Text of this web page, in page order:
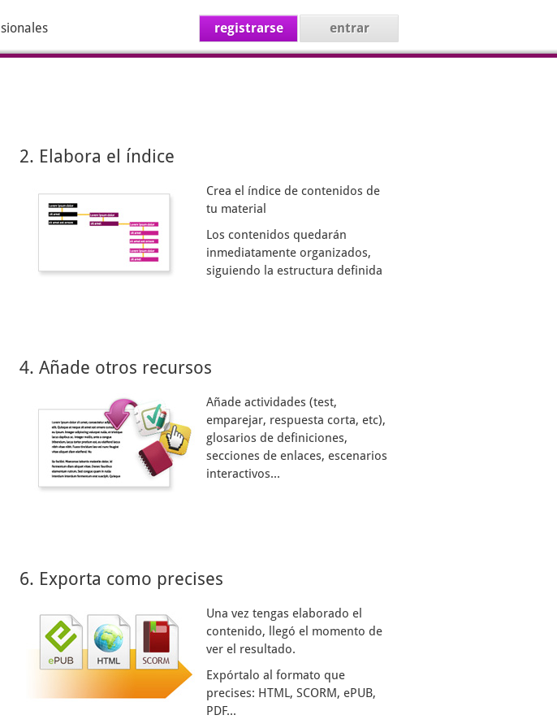
registrarse entrar
2. Elabora el índice
Crea el índice de contenidos de
tu material
Los contenidos quedarán
inmediatamente organizados,
siguiendo la estructura definida
4. Añade otros recursos
Añade actividades (test,
emparejar, respuesta corta, etc),
glosarios de definiciones,
secciones de enlaces, escenarios
interactivos...
6. Exporta como precises
Una vez tengas elaborado el
contenido, llegó el momento de
ver el resultado.
Expórtalo al formato que
precises: HTML, SCORM, ePUB,
PDF...